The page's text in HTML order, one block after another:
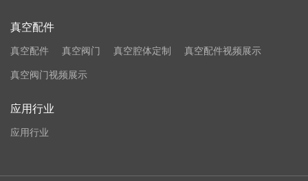
真空配件
真空配件 真空阀门 真空腔体定制 真空配件视频展示
真空阀门视频展示
应用行业
应用行业